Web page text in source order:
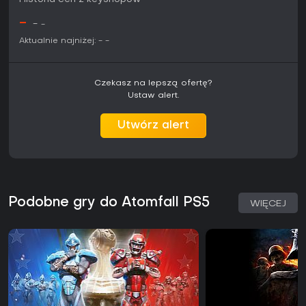
- - -
Aktualnie najniżej: - -
Czekasz na lepszą ofertę?
Ustaw alert.
Utwórz alert
Podobne gry do Atomfall PS5 WIĘCEJ